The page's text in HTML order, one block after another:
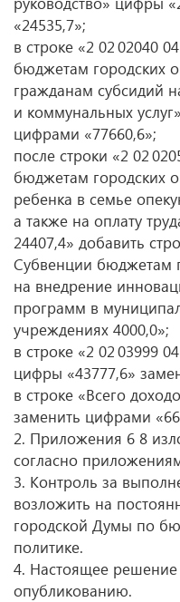
«24535,7»;
в строке «2 02 02040
бюджетам городских
гражданам субсидий
и коммунальных
цифрами «77660,6»;
после строки «2 02
бюджетам городских
ребенка в семье
а также на оплату
24407,4» добавить
Субвенции бюджетам
на внедрение
программ в
учреждениях 4000,0»;
в строке «2 02 03999
цифры «43777,6»
в строке «Всего
заменить цифрами
2. Приложения 6 8
согласно
3. Контроль за
возложить на
городской Думы по
политике.
4. Настоящее
опубликованию.